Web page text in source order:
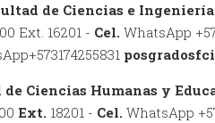
de Ciencias e
Ext. 16201 - Cel. WhatsApp
de Ciencias Humanas y
Ext. 18201 - Cel.WhatsApp